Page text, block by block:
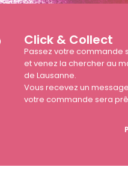
Click & Collect
Passez votre commande
et venez la chercher au
de Lausanne.
Vous recevez un
votre commande sera